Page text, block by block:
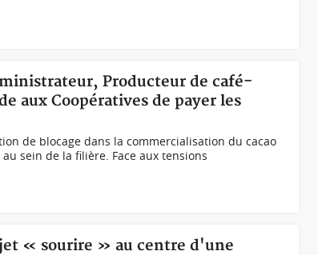
Producteur de café-
aux Coopératives de payer les
de blocage dans la commercialisation du cacao
sein de la filière. Face aux tensions
« sourire » au centre d'une